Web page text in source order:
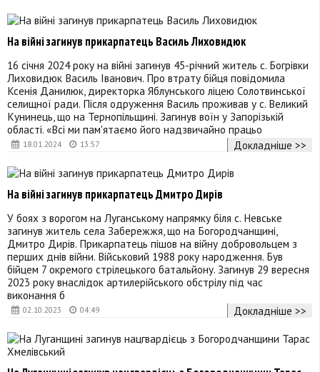
18.01.2024 13:57
На війні загинув прикарпатець Василь Лиховидюк
16 січня 2024 року на війні загинув 45-річний житель с. Богрівки
Лиховидюк Василь Іванович. Про втрату бійця повідомила
Ксенія Данилюк, директорка Яблунського ліцею Солотвинської
селищної ради. Після одруження Василь проживав у с. Великий
Кунинець, що на Тернопільщині. Загинув воїн у Запорізькій
області. «Всі ми пам'ятаємо його надзвичайно працьо
Докладніше >>
02.10.2023 04:49
На війні загинув прикарпатець Дмитро Дирів
У боях з ворогом на Луганському напрямку біля с. Невське
загинув житель села Забережжя, що на Богородчанщині,
Дмитро Дирів. Прикарпатець пішов на війну добровольцем з
перших днів війни. Військовий 1988 року народження. Був
бійцем 7 окремого стрілецького батальйону. Загинув 29 вересня
2023 року внаслідок артилерійського обстрілу під час
виконання б
Докладніше >>